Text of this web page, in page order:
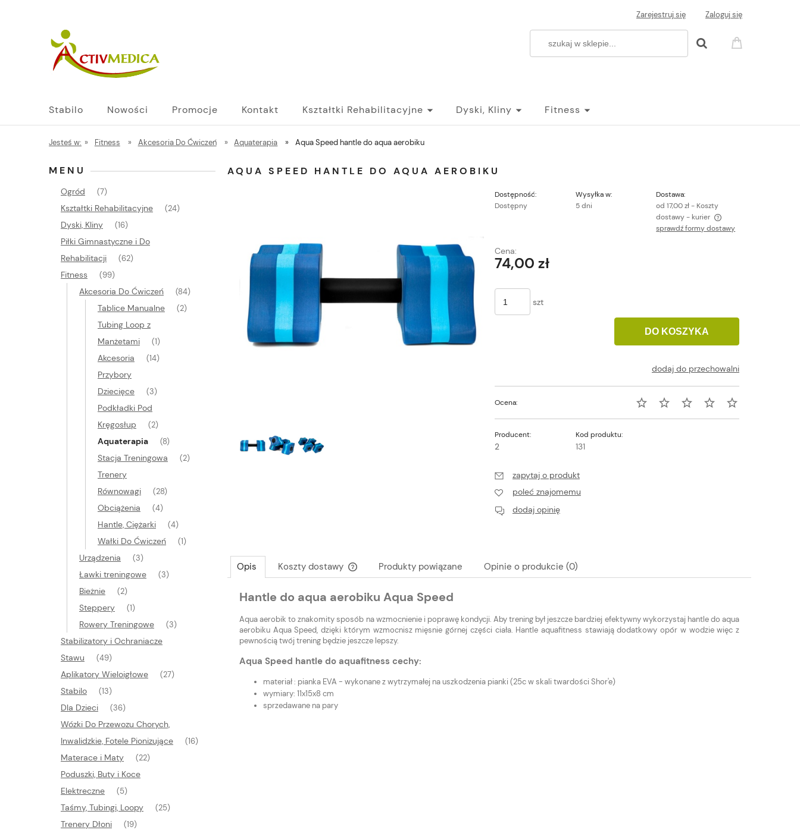
Zarejestruj się Zaloguj się
Stabilo Nowości Promocje Kontakt Kształtki Rehabilitacyjne Dyski, Kliny Fitness
Jesteś w: » Fitness » Akcesoria Do Ćwiczeń » Aquaterapia » Aqua Speed hantle do aqua aerobiku
MENU
Ogród (7)
Kształtki Rehabilitacyjne (24)
Dyski, Kliny (16)
Piłki Gimnastyczne i Do
Rehabilitacji
(62)
Fitness (99)
Akcesoria Do Ćwiczeń (84)
Tablice Manualne (2)
Tubing Loop z
Manżetami
(1)
Akcesoria (14)
Przybory
Dziecięce
(3)
Podkładki Pod
Kręgosłup
(2)
Aquaterapia (8)
Stacja Treningowa (2)
Trenery
Równowagi
(28)
Obciążenia (4)
Hantle, Ciężarki (4)
Wałki Do Ćwiczeń (1)
Urządzenia (3)
Ławki treningowe (3)
Bieżnie (2)
Steppery (1)
Rowery Treningowe (3)
Stabilizatory i Ochraniacze
Stawu
(49)
Aplikatory Wieloigłowe (27)
Stabilo (13)
Dla Dzieci (36)
Wózki Do Przewozu Chorych,
Inwalidzkie, Fotele Pionizujące
(16)
Materace i Maty (22)
Poduszki, Buty i Koce
Elektreczne
(5)
Taśmy, Tubingi, Loopy (25)
Trenery Dłoni (19)
AQUA SPEED HANTLE DO AQUA AEROBIKU
Dostępność:
Dostępny
Wysyłka w:
5 dni
Dostawa:
od 17,00 zł - Koszty
dostawy - kurier
sprawdź formy dostawy
Cena:
74,00 zł
szt
DO KOSZYKA
dodaj do przechowalni
Ocena:
Producent:
2
Kod produktu:
131
zapytaj o produkt
poleć znajomemu
dodaj opinię
Opis Koszty dostawy
Cena nie zawiera ewentualnych kosztów
Produkty powiązane Opinie o produkcie (0)
Hantle do aqua aerobiku Aqua Speed
Aqua aerobik to znakomity sposób na wzmocnienie i poprawę kondycji. Aby trening był jeszcze bardziej efektywny wykorzystaj hantle do aqua
aerobiku Aqua Speed, dzięki którym wzmocnisz mięsnie górnej części ciała. Hantle aquafitness stawiają dodatkowy opór w wodzie więc z
pewnością twój trening będzie jeszcze lepszy.
Aqua Speed hantle do aquafitness cechy:
materiał : pianka EVA - wykonane z wytrzymałej na uszkodzenia pianki (25c w skali twardości Shor'e)
wymiary: 11x15x8 cm
sprzedawane na pary